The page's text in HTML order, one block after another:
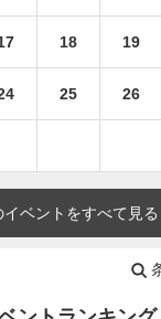
18 19
25 26
イベントをすべて見る